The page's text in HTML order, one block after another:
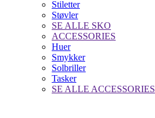
Stiletter
Støvler
SE ALLE SKO
ACCESSORIES
Huer
Smykker
Solbriller
Tasker
SE ALLE ACCESSORIES